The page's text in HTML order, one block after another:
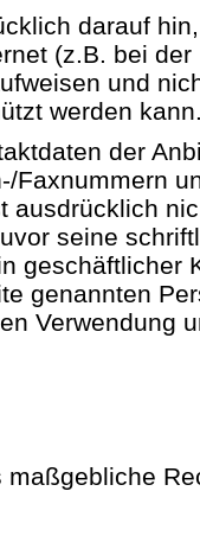
darauf
(z.B. bei
und
werden
der
Faxnummern
ausdrücklich
seine
geschäftlicher
genannten
Verwendung